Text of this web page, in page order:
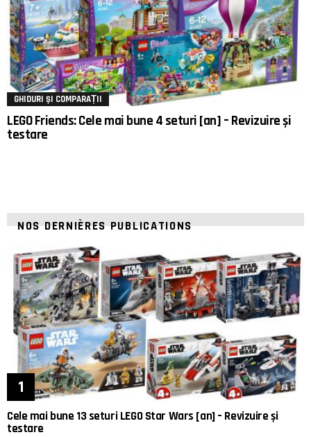
GHIDURI ȘI COMPARAȚII
LEGO Friends: Cele mai bune 4 seturi [an] – Revizuire și
testare
NOS DERNIÈRES PUBLICATIONS
Cele mai bune 13 seturi LEGO Star Wars [an] – Revizuire și
testare